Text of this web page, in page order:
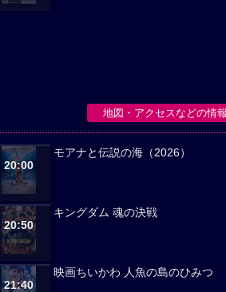
20:00
モアナと伝説の海（2026）
20:50
キングダム 魂の決戦
21:40
映画ちいかわ 人魚の島のひみつ
地図・アクセスなどの情